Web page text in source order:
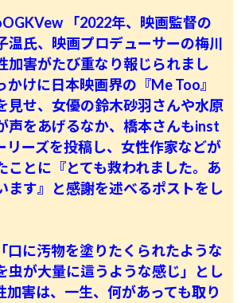
「2022年、映画監督の
温氏、映画プロデューサーの梅川
加害がたび重なり報じられまし
かけに日本映画界の『Me Too』
見せ、女優の鈴木砂羽さんや水原
声をあげるなか、橋本さんもinst
リーズを投稿し、女性作家などが
ことに『とても救われました。あ
ます』と感謝を述べるポストをし
口に汚物を塗りたくられたような
虫が大量に這うような感じ」とし
加害は、一生、何があっても取り